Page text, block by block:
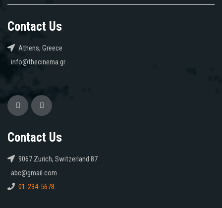
Contact Us
Athens, Greece
info@thecinema.gr
Contact Us
9067 Zurich, Switzerland 87
abc@gmail.com
01-234-5678